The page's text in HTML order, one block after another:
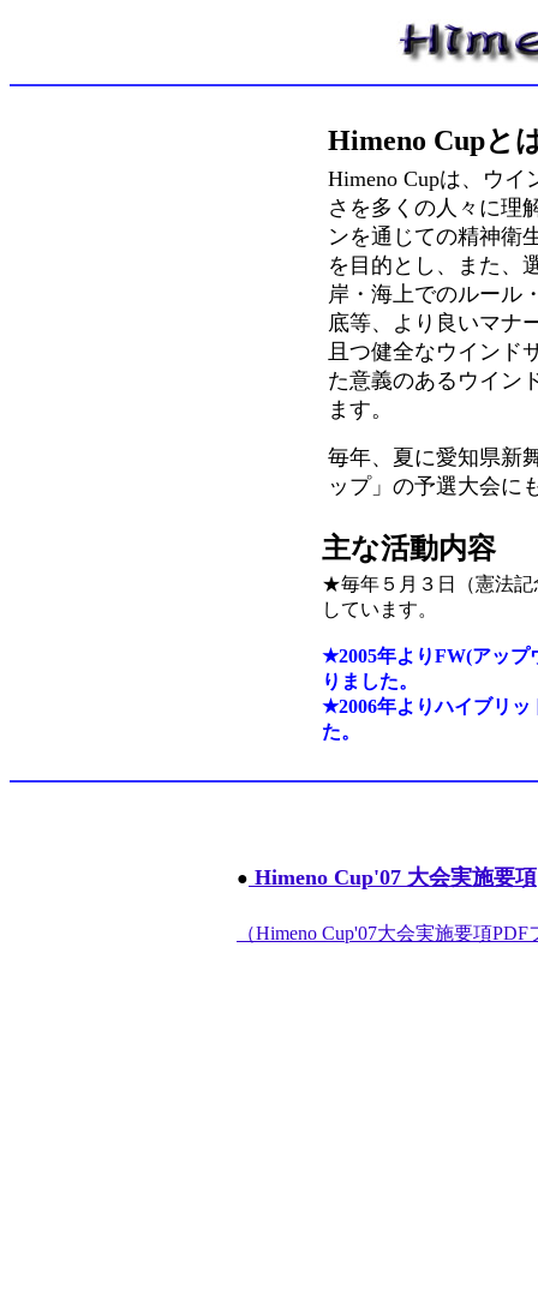
Himeno Cupと
Himeno Cupは、ウ
さを多くの人々に理
ンを通じての精神衛
を目的とし、また、
岸・海上でのルール
底等、より良いマナ
且つ健全なウインド
た意義のあるウイン
ます。
毎年、夏に愛知県新
ップ」の予選大会に
主な活動内容
★毎年５月３日（憲法記
しています。
★2005年よりFW(アップ
りました。
★2006年よりハイブリッ
た。
● Himeno Cup'07 大会実施要項
（Himeno Cup'07大会実施要項